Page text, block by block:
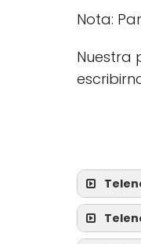
Nota:
Nuestra